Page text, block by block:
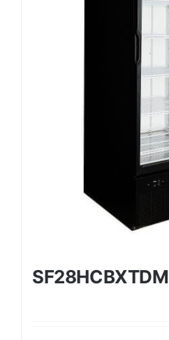
SF28HCBXTDM